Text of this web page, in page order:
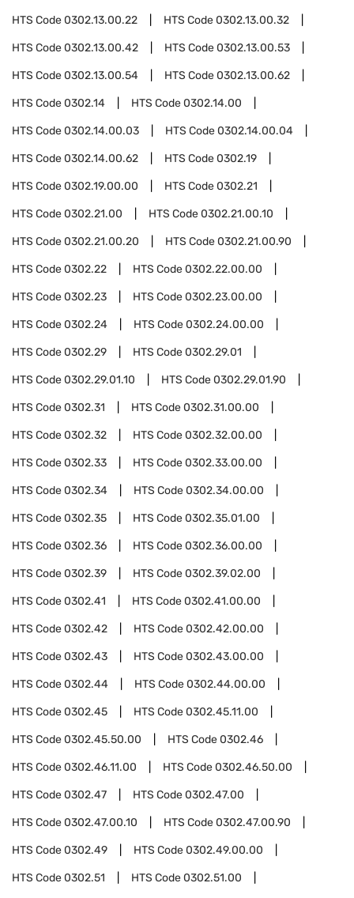
HTS Code0302.13.00.22 HTS Code0302.13.00.32
HTS Code0302.13.00.42 HTS Code0302.13.00.53
HTS Code0302.13.00.54 HTS Code0302.13.00.62
HTS Code0302.14 HTS Code0302.14.00
HTS Code0302.14.00.03 HTS Code0302.14.00.04
HTS Code0302.14.00.62 HTS Code0302.19
HTS Code0302.19.00.00 HTS Code0302.21
HTS Code0302.21.00 HTS Code0302.21.00.10
HTS Code0302.21.00.20 HTS Code0302.21.00.90
HTS Code0302.22 HTS Code0302.22.00.00
HTS Code0302.23 HTS Code0302.23.00.00
HTS Code0302.24 HTS Code0302.24.00.00
HTS Code0302.29 HTS Code0302.29.01
HTS Code0302.29.01.10 HTS Code0302.29.01.90
HTS Code0302.31 HTS Code0302.31.00.00
HTS Code0302.32 HTS Code0302.32.00.00
HTS Code0302.33 HTS Code0302.33.00.00
HTS Code0302.34 HTS Code0302.34.00.00
HTS Code0302.35 HTS Code0302.35.01.00
HTS Code0302.36 HTS Code0302.36.00.00
HTS Code0302.39 HTS Code0302.39.02.00
HTS Code0302.41 HTS Code0302.41.00.00
HTS Code0302.42 HTS Code0302.42.00.00
HTS Code0302.43 HTS Code0302.43.00.00
HTS Code0302.44 HTS Code0302.44.00.00
HTS Code0302.45 HTS Code0302.45.11.00
HTS Code0302.45.50.00 HTS Code0302.46
HTS Code0302.46.11.00 HTS Code0302.46.50.00
HTS Code0302.47 HTS Code0302.47.00
HTS Code0302.47.00.10 HTS Code0302.47.00.90
HTS Code0302.49 HTS Code0302.49.00.00
HTS Code0302.51 HTS Code0302.51.00